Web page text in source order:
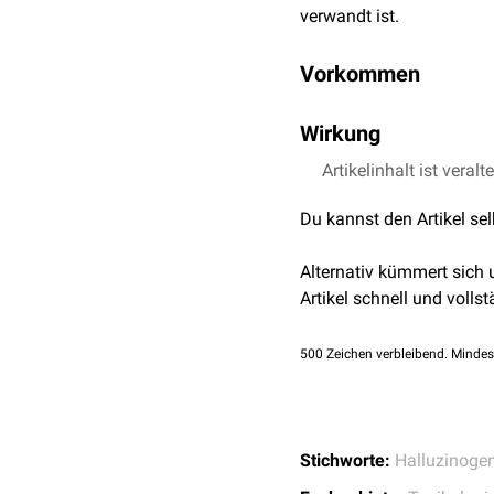
verwandt ist.
Vorkommen
der heimischen
Knollenblätterpilz
Wirkung
Bufotenin hat eine
Teilweise wird beim
kann es
anderen psychiatrisch-
Kausalzusammenhänge
Artikelinhalt ist
Du kannst den Artikel
Alternativ kümmert sich
Artikel schnell und
500 Zeichen verbleibend.
Stichworte: